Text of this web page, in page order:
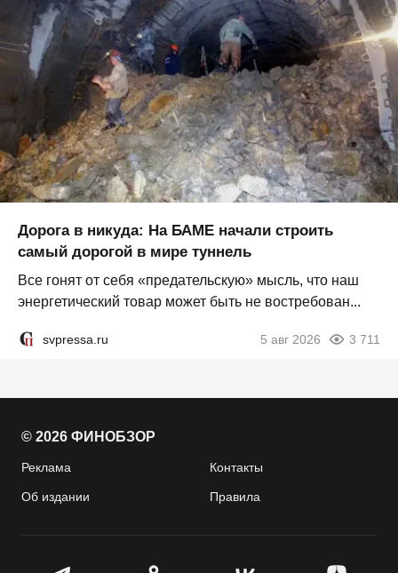
Дорога в никуда: На БАМЕ начали строить
самый дорогой в мире туннель
Все гонят от себя «предательскую» мысль, что наш
энергетический товар может быть не востребован...
svpressa.ru 5 авг 2026 3 711
© 2026 ФИНОБЗОР
Реклама Контакты
Об издании Правила